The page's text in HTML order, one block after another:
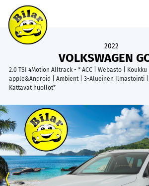
VOLKSWAGEN
2022
2.0 TSI 4Motion Alltrack - * ACC | Webasto | Koukku
apple&Android | Ambient | 3-Alueinen Ilmastointi |
Kattavat huollot*